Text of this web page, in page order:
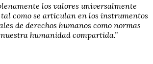
los valores universalmente
como se articulan en los instrumentos
de derechos humanos como normas
humanidad compartida.”